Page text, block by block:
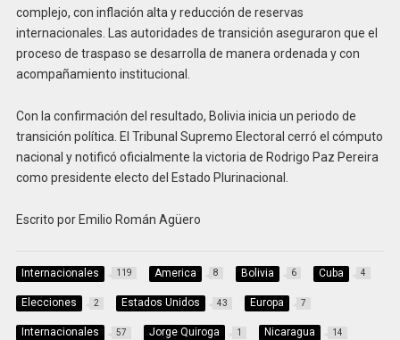
complejo, con inflación alta y reducción de reservas
internacionales. Las autoridades de transición aseguraron que el
proceso de traspaso se desarrolla de manera ordenada y con
acompañamiento institucional.
Con la confirmación del resultado, Bolivia inicia un periodo de
transición política. El Tribunal Supremo Electoral cerró el cómputo
nacional y notificó oficialmente la victoria de Rodrigo Paz Pereira
como presidente electo del Estado Plurinacional.
Escrito por Emilio Román Agüero
Internacionales 119 America 8 Bolivia 6 Cuba 4
Elecciones 2 Estados Unidos 43 Europa 7
Internacionales 57 Jorge Quiroga 1 Nicaragua 14